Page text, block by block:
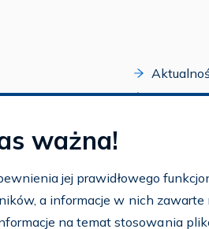
ważna!
jej prawidłowego
a informacje w nich
na temat stosowania